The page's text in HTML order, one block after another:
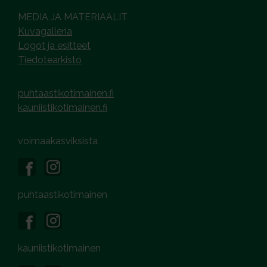
MEDIA JA MATERIAALIT
Kuvagalleria
Logot ja esitteet
Tiedotearkisto
puhtaastikotimainen.fi
kauniistikotimainen.fi
voimaakasviksista
puhtaastikotimainen
kauniistikotimainen